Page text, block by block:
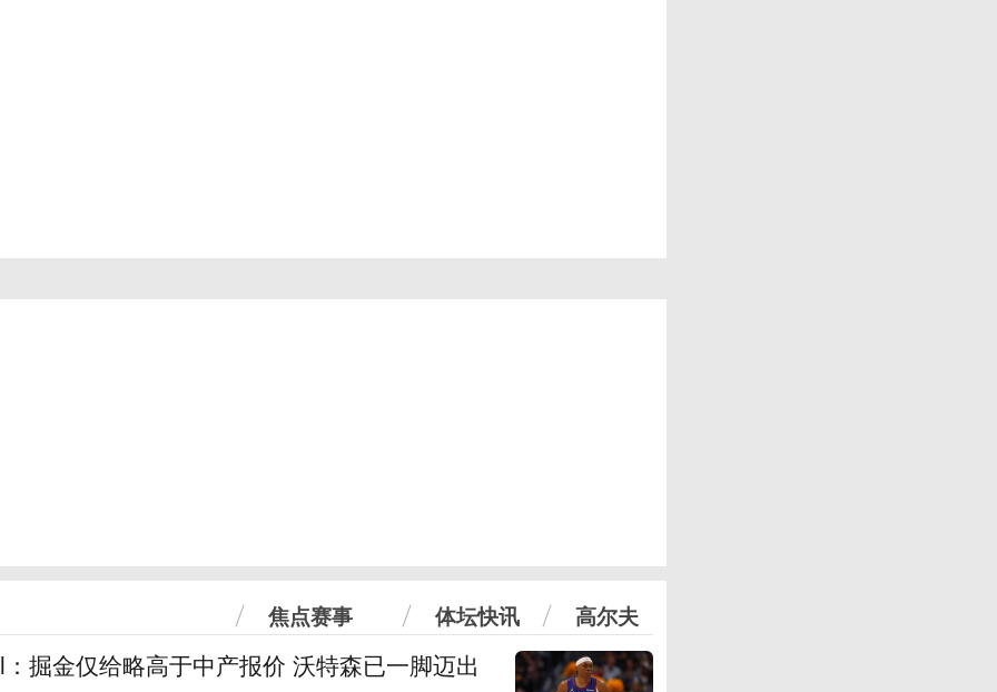
焦点赛事 体坛快讯 高尔夫
掘金仅给略高于中产报价 沃特森已一脚迈出